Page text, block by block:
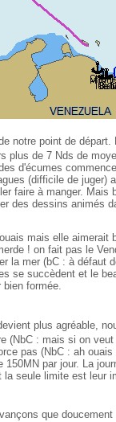
notre point de
de 7 Nds de
d'écumes
(difficile de juger)
faire à manger. Mais
des dessins animés
mais elle aimerait
! on fait pas le
la mer (bC : à défaut
se succèdent et le
formée.
plus agréable,
(NbC : mais si on
pas (NbC : ah ouais
par jour. La
seule limite est leur
que